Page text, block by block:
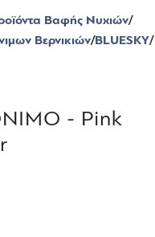
Βαφής Νυχιών
Βερνικιών BLUESKY
- Pink